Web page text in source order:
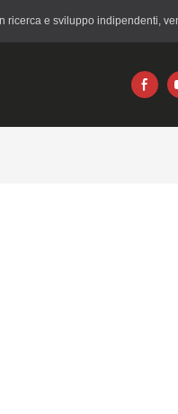
ricerca e sviluppo indipendenti,